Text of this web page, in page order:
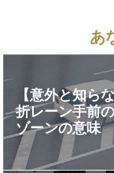
あ
【意外と知ら
折レーン手前
ゾーンの意味